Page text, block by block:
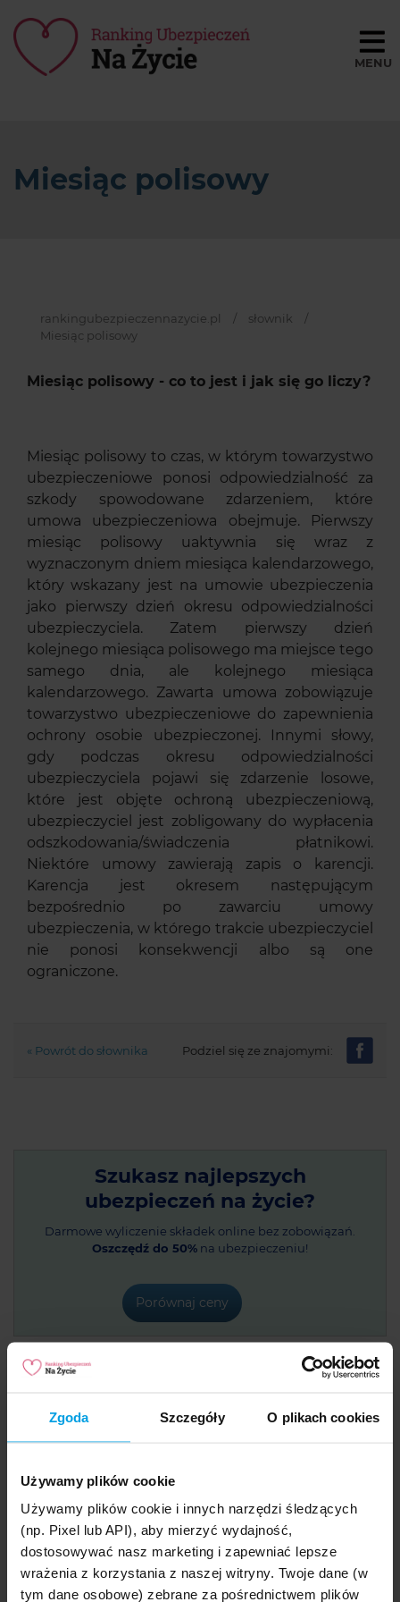
Zgoda Szczegóły O plikach cookies
Używamy plików cookie
Używamy plików cookie i innych narzędzi śledzących
(np. Pixel lub API), aby mierzyć wydajność,
dostosowywać nasz marketing i zapewniać lepsze
wrażenia z korzystania z naszej witryny. Twoje dane (w
tym dane osobowe) zebrane za pośrednictwem plików
SŁOWNIK
KONTAKT
Miesiąc polisowy
rankingubezpieczennazycie.pl / słownik
/
Miesiąc polisowy
Miesiąc polisowy - co to jest i jak się go liczy?
Miesiąc polisowy to czas, w którym towarzystwo
ubezpieczeniowe ponosi odpowiedzialność za
szkody spowodowane zdarzeniem, które
umowa ubezpieczeniowa obejmuje. Pierwszy
miesiąc polisowy uaktywnia się wraz z
wyznaczonym dniem miesiąca kalendarzowego,
który wskazany jest na umowie ubezpieczenia
jako pierwszy dzień okresu odpowiedzialności
ubezpieczyciela. Zatem pierwszy dzień
kolejnego miesiąca polisowego ma miejsce tego
samego dnia, ale kolejnego miesiąca
kalendarzowego. Zawarta umowa zobowiązuje
towarzystwo ubezpieczeniowe do zapewnienia
ochrony osobie ubezpieczonej. Innymi słowy,
gdy podczas okresu odpowiedzialności
ubezpieczyciela pojawi się zdarzenie losowe,
które jest objęte ochroną ubezpieczeniową,
ubezpieczyciel jest zobligowany do wypłacenia
odszkodowania/świadczenia płatnikowi.
Niektóre umowy zawierają zapis o karencji.
Karencja jest okresem następującym
bezpośrednio po zawarciu umowy
ubezpieczenia, w którego trakcie ubezpieczyciel
nie ponosi konsekwencji albo są one
ograniczone.
« Powrót do słownika Podziel się ze znajomymi:
Szukasz najlepszych
ubezpieczeń na życie?
Darmowe wyliczenie składek online bez zobowiązań.
Oszczędź do 50% na ubezpieczeniu!
Porównaj ceny
27 CZE 2026
rozwiązanie dla osób,...
Choroby współistniejące - co to znaczy?
27 CZE 2026
Choroby współistniejące to schorzenia, które